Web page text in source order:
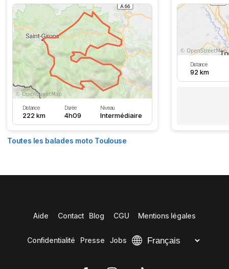
Distance
222 km
Durée
4h09
Niveau
Intermédiaire
Distance
92 km
Toutes les balades moto Toulouse
Aide Contact Blog CGU Mentions légales
Confidentialité Presse Jobs